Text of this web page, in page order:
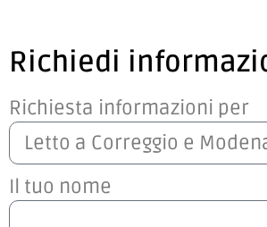
Richiedi
Richiesta informazioni per
Il tuo nome